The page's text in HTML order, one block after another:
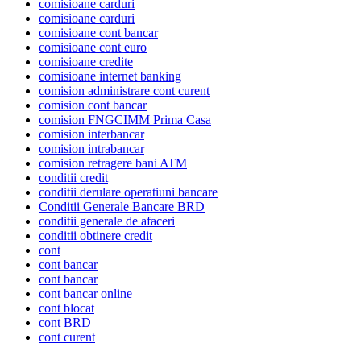
comisioane carduri
comisioane carduri
comisioane cont bancar
comisioane cont euro
comisioane credite
comisioane internet banking
comision administrare cont curent
comision cont bancar
comision FNGCIMM Prima Casa
comision interbancar
comision intrabancar
comision retragere bani ATM
conditii credit
conditii derulare operatiuni bancare
Conditii Generale Bancare BRD
conditii generale de afaceri
conditii obtinere credit
cont
cont bancar
cont bancar
cont bancar online
cont blocat
cont BRD
cont curent